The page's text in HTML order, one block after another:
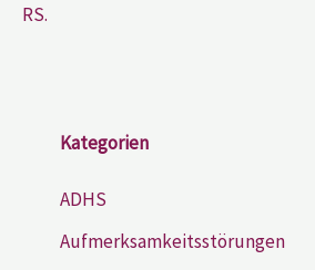
RS.
Kategorien
ADHS
Aufmerksamkeitsstörungen